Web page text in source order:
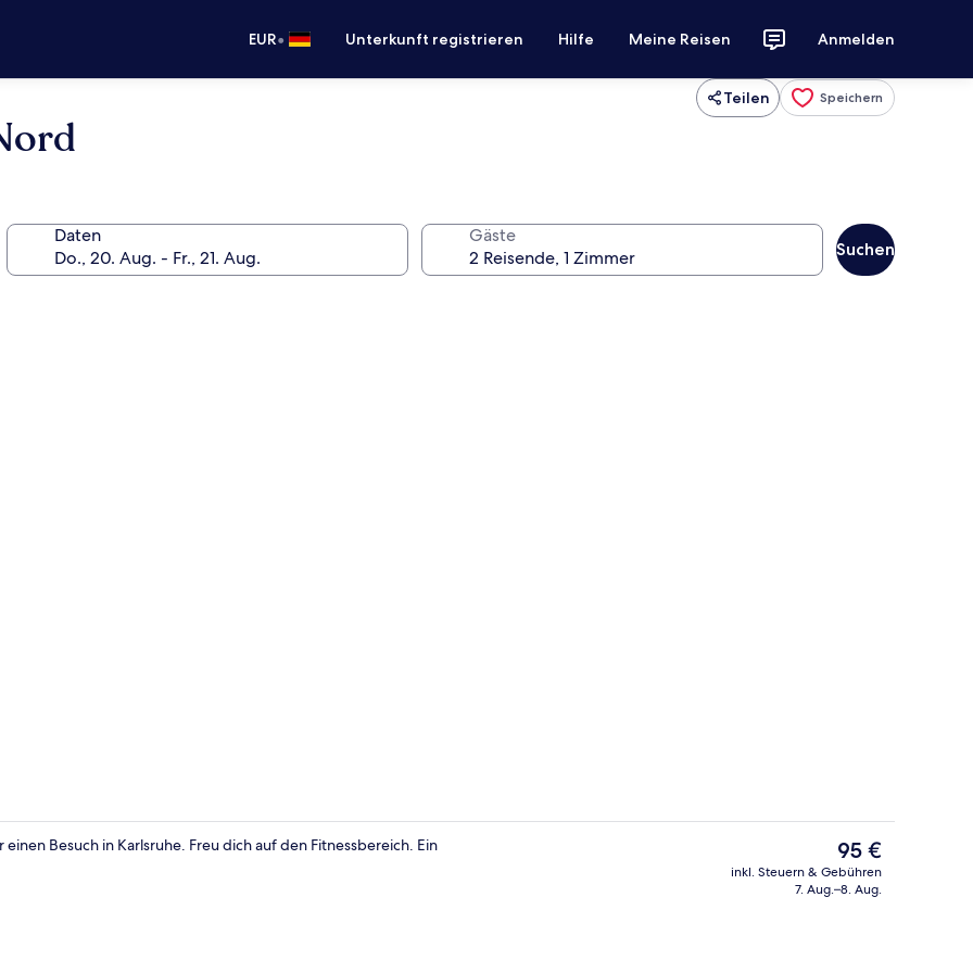
EUR• Unterkunft registrieren Hilfe Meine Reisen Anmelden
Teilen Speichern
Daten Gäste
Suchen
Dreibettzimmer | Eigene Küche
Besuch in Karlsruhe. Freu dich auf den Fitnessbereich. Ein
Der
aktuelle
Preis
95 €
inkl. Steuern & Gebühren
7. Aug.–8. Aug.